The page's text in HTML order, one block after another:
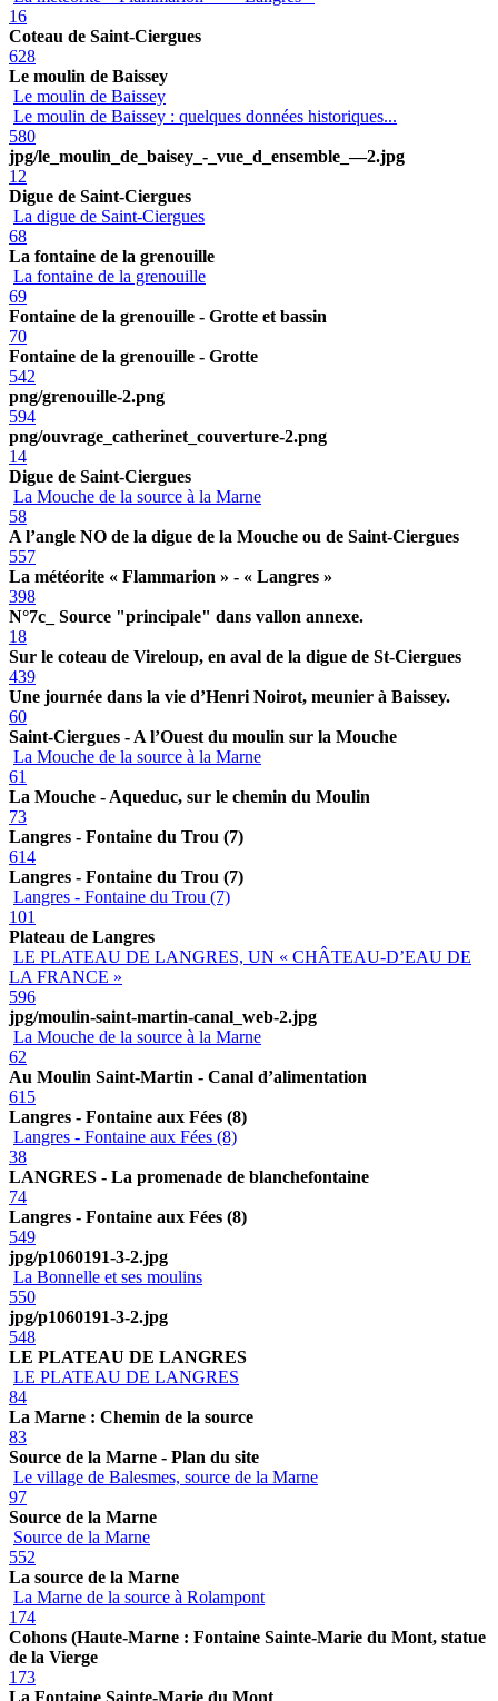
16
Coteau de Saint-Ciergues
628
Le moulin de Baissey
Le moulin de Baissey
Le moulin de Baissey : quelques données historiques...
580
jpg/le_moulin_de_baisey_-_vue_d_ensemble_—2.jpg
12
Digue de Saint-Ciergues
La digue de Saint-Ciergues
68
La fontaine de la grenouille
La fontaine de la grenouille
69
Fontaine de la grenouille - Grotte et bassin
70
Fontaine de la grenouille - Grotte
542
png/grenouille-2.png
594
png/ouvrage_catherinet_couverture-2.png
14
Digue de Saint-Ciergues
La Mouche de la source à la Marne
58
A l’angle NO de la digue de la Mouche ou de Saint-Ciergues
557
La météorite « Flammarion » - « Langres »
398
N°7c_ Source "principale" dans vallon annexe.
18
Sur le coteau de Vireloup, en aval de la digue de St-Ciergues
439
Une journée dans la vie d’Henri Noirot, meunier à Baissey.
60
Saint-Ciergues - A l’Ouest du moulin sur la Mouche
La Mouche de la source à la Marne
61
La Mouche - Aqueduc, sur le chemin du Moulin
73
Langres - Fontaine du Trou (7)
614
Langres - Fontaine du Trou (7)
Langres - Fontaine du Trou (7)
101
Plateau de Langres
LE PLATEAU DE LANGRES, UN « CHÂTEAU-D’EAU DE
LA FRANCE »
596
jpg/moulin-saint-martin-canal_web-2.jpg
La Mouche de la source à la Marne
62
Au Moulin Saint-Martin - Canal d’alimentation
615
Langres - Fontaine aux Fées (8)
Langres - Fontaine aux Fées (8)
38
LANGRES - La promenade de blanchefontaine
74
Langres - Fontaine aux Fées (8)
549
jpg/p1060191-3-2.jpg
La Bonnelle et ses moulins
550
jpg/p1060191-3-2.jpg
548
LE PLATEAU DE LANGRES
LE PLATEAU DE LANGRES
84
La Marne : Chemin de la source
83
Source de la Marne - Plan du site
Le village de Balesmes, source de la Marne
97
Source de la Marne
Source de la Marne
552
La source de la Marne
La Marne de la source à Rolampont
174
Cohons (Haute-Marne : Fontaine Sainte-Marie du Mont, statue
de la Vierge
173
La Fontaine Sainte-Marie du Mont